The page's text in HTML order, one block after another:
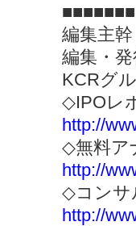
編集主
編集・
KCRグ
◇IPOレ
http://
◇無料ア
http://
◇コンサ
http://